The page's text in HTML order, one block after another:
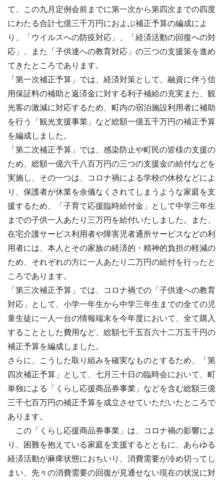
て、この九月定例会前までに第一次から第四次までの四度
にわたる合計七億三千万円におよぶ補正予算の編成によ
り、「ウイルスへの防疫対応」、「経済活動の回復への対
応」、また「子供達への教育対応」の三つの支援策を進め
てきたところであります。
「第一次補正予算」では、経済対策として、融資に伴う信
用保証料の補助と返済金に対する利子補給の充実また、観
光客の激減に対応するため、町内の宿泊施設利用者に補助
を行う「観光支援事業」など総額一億五千万円の補正予算
を編成しました。
「第二次補正予算」では、感染防止や町民の皆様の支援の
ため、総額一億六千八百万円の三つの支援金の給付などを
実施し、その一つは、コロナ禍による学校の休校などによ
り、保護者が休業を余儀なくされてしまうような家庭を支
援するため、「子育て応援臨時給付金」として中学三年生
までの子供一人あたり三万円を給付いたしました。また、
在宅介護サービス利用者や障害児者通所サービスなどの利
用者には、本人とその家族の経済的・精神的負担の軽減の
ため、それぞれの方に一人あたり二万円の給付を行ったと
ころであります。
「第三次補正予算」では、コロナ禍での「子供達への教育
対応」として、小学一年生から中学三年生までの全ての児
童生徒に一人一台の情報端末を今年度において、全て購入
することとした費用など、総額七千五百六十二万五千円の
補正予算を編成しました。
さらに、こうした取り組みを確実なものとするため、「第
四次補正予算」として、七月三十日の臨時会において、町
単独による「くらし応援商品券事業」などを含む総額三億
三千七百万円の補正予算を成立させていただいたところで
あります。
この「くらし応援商品券事業」は、コロナ禍の影響によ
り、困難を抱えている家庭を支援するとともに、あらゆる
経済活動が麻痺状態におちいり、消費需要が冷め切ってし
まい、先々の消費需要の回復が見通せない現在の状況に対